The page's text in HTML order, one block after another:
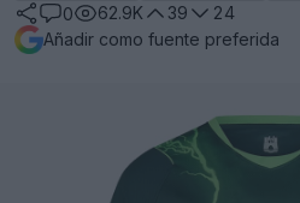
0
62.9K 39
24
Añadir como fuente preferida